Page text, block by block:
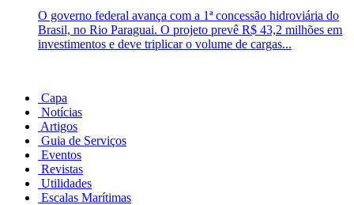
O governo federal avança com a 1ª concessão hidroviária do
Brasil, no Rio Paraguai. O projeto prevê R$ 43,2 milhões em
investimentos e deve triplicar o volume de cargas...
Capa
Notícias
Artigos
Guia de Serviços
Eventos
Revistas
Utilidades
Escalas Marítimas